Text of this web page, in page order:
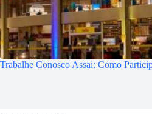
Trabalhe Conosco Assai: Como